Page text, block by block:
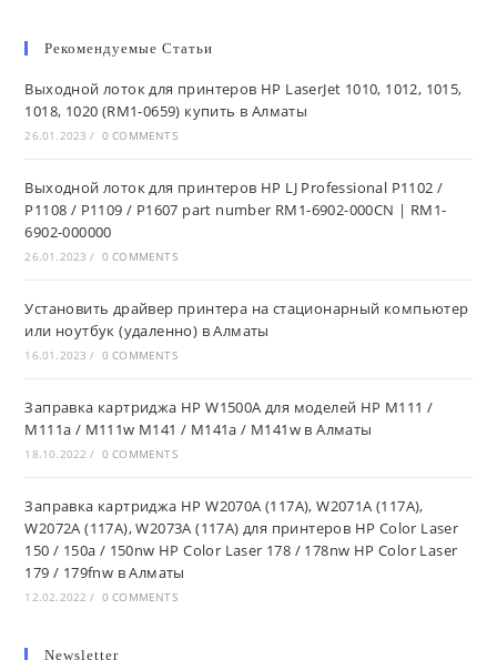
Рекомендуемые Статьи
Выходной лоток для принтеров HP LaserJet 1010, 1012, 1015,
1018, 1020 (RM1-0659) купить в Алматы
26.01.2023 / 0 COMMENTS
Выходной лоток для принтеров HP LJ Professional P1102 /
P1108 / P1109 / P1607 part number RM1-6902-000CN | RM1-
6902-000000
26.01.2023 / 0 COMMENTS
Установить драйвер принтера на стационарный компьютер
или ноутбук (удаленно) в Алматы
16.01.2023 / 0 COMMENTS
Заправка картриджа HP W1500A для моделей HP M111 /
M111a / M111w M141 / M141a / M141w в Алматы
18.10.2022 / 0 COMMENTS
Заправка картриджа HP W2070A (117A), W2071A (117A),
W2072A (117A), W2073A (117A) для принтеров HP Color Laser
150 / 150a / 150nw HP Color Laser 178 / 178nw HP Color Laser
179 / 179fnw в Алматы
12.02.2022 / 0 COMMENTS
Newsletter